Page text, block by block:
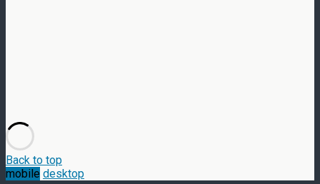
Back to top
mobile desktop